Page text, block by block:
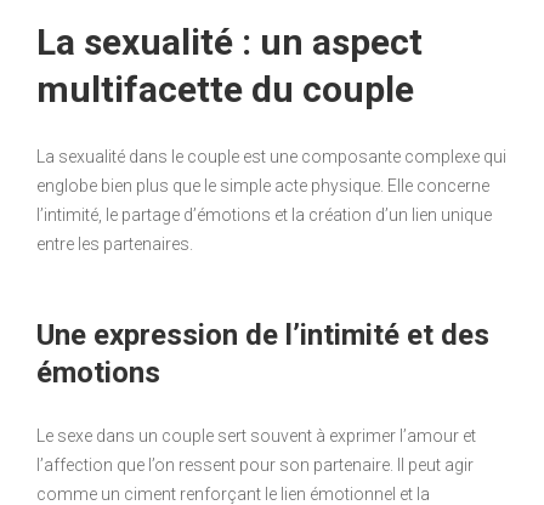
La sexualité : un aspect
multifacette du couple
La sexualité dans le couple est une composante complexe qui
englobe bien plus que le simple acte physique. Elle concerne
l’intimité, le partage d’émotions et la création d’un lien unique
entre les partenaires.
Une expression de l’intimité et des
émotions
Le sexe dans un couple sert souvent à exprimer l’amour et
l’affection que l’on ressent pour son partenaire. Il peut agir
comme un ciment renforçant le lien émotionnel et la